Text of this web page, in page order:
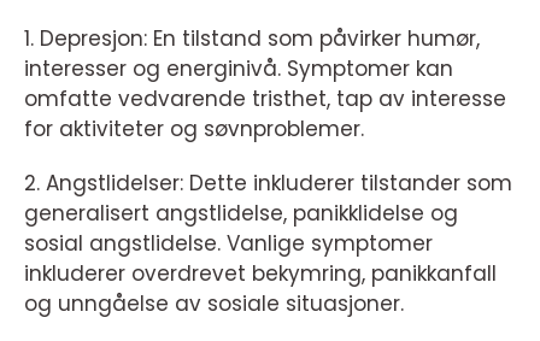
1. Depresjon: En tilstand som påvirker humør,
interesser og energinivå. Symptomer kan
omfatte vedvarende tristhet, tap av interesse
for aktiviteter og søvnproblemer.
2. Angstlidelser: Dette inkluderer tilstander som
generalisert angstlidelse, panikklidelse og
sosial angstlidelse. Vanlige symptomer
inkluderer overdrevet bekymring, panikkanfall
og unngåelse av sosiale situasjoner.